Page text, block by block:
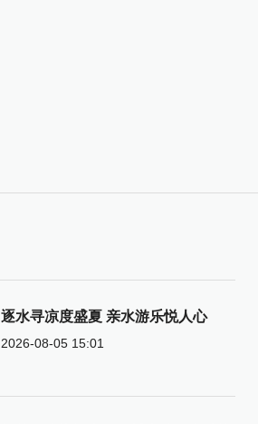
逐水寻凉度盛夏 亲水游乐悦人心
2026-08-05 15:01